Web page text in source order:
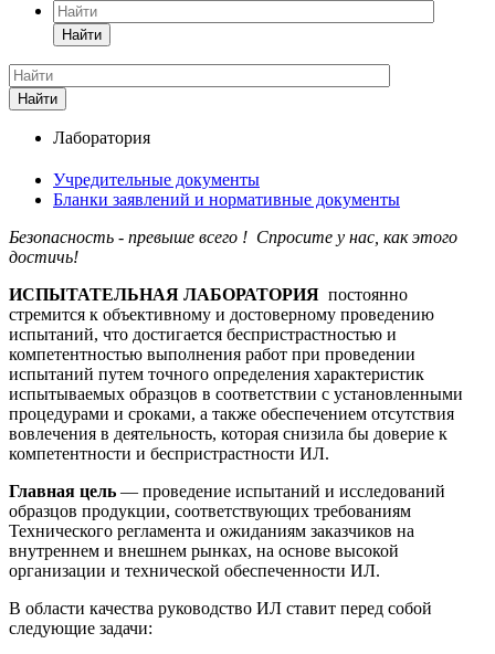
Найти
Найти
Лаборатория
Учредительные документы
Бланки заявлений и нормативные документы
Безопасность - превыше всего ! Спросите у нас, как этого
достичь!
ИСПЫТАТЕЛЬНАЯ ЛАБОРАТОРИЯ постоянно
стремится к объективному и достоверному проведению
испытаний, что достигается беспристрастностью и
компетентностью выполнения работ при проведении
испытаний путем точного определения характеристик
испытываемых образцов в соответствии с установленными
процедурами и сроками, а также обеспечением отсутствия
вовлечения в деятельность, которая снизила бы доверие к
компетентности и беспристрастности ИЛ.
Главная цель — проведение испытаний и исследований
образцов продукции, соответствующих требованиям
Технического регламента и ожиданиям заказчиков на
внутреннем и внешнем рынках, на основе высокой
организации и технической обеспеченности ИЛ.
В области качества руководство ИЛ ставит перед собой
следующие задачи: